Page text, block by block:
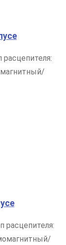
расцепителя: